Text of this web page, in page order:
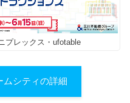
プレックス・ufotable
ムシティの詳細